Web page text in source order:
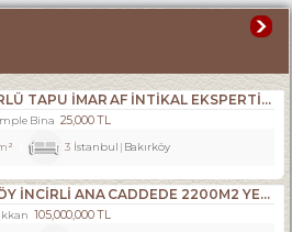
HER TÜRLÜ TAPU İMAR AF İNTİKAL EKSPERTİZLİK VE KENTSEL DÖNÜŞÜM DANIŞMANLIK HİZMETLERİ- ALIM . SATIM. KİRALAMA DA 34 YILLIK TECRÜBE.
Bina 25,000 TL
3 İstanbul Bakırköy
BAKIRKÖY İNCİRLİ ANA CADDEDE 2200M2 YENİ BİNADA DÜKKAN
105,000,000 TL